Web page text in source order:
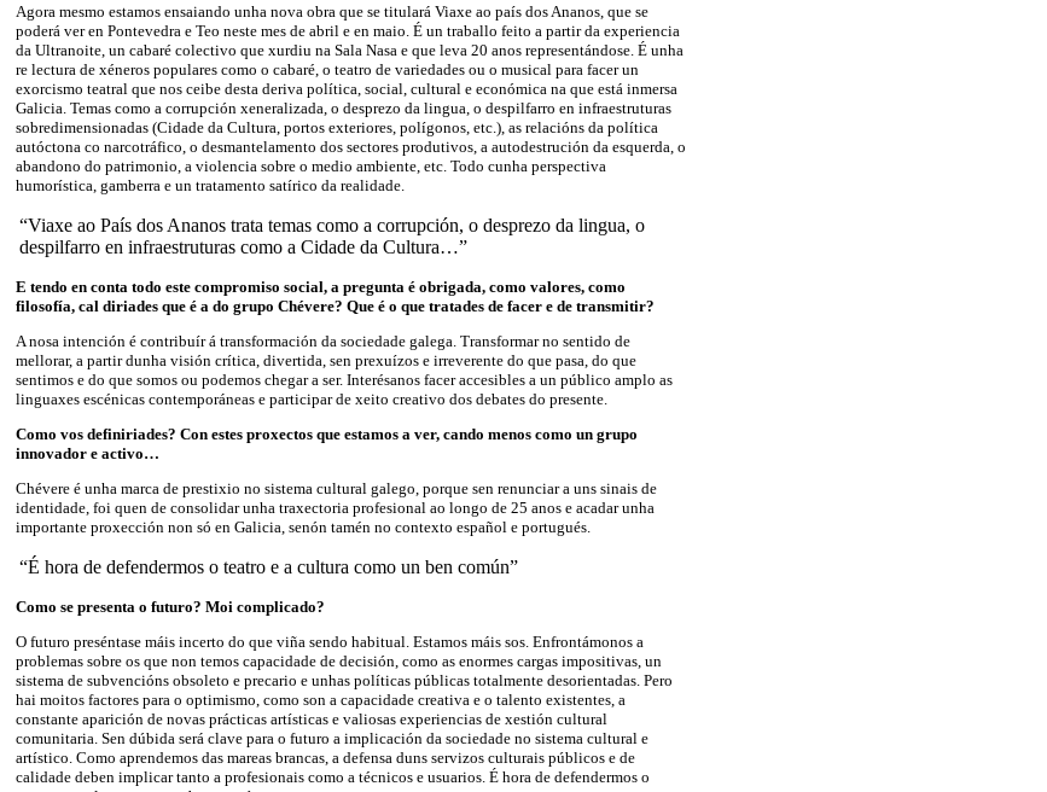
Agora mesmo estamos ensaiando unha nova obra que se titulará Viaxe ao país dos Ananos, que se
poderá ver en Pontevedra e Teo neste mes de abril e en maio. É un traballo feito a partir da experiencia
da Ultranoite, un cabaré colectivo que xurdiu na Sala Nasa e que leva 20 anos representándose. É unha
re lectura de xéneros populares como o cabaré, o teatro de variedades ou o musical para facer un
exorcismo teatral que nos ceibe desta deriva política, social, cultural e económica na que está inmersa
Galicia. Temas como a corrupción xeneralizada, o desprezo da lingua, o despilfarro en infraestruturas
sobredimensionadas (Cidade da Cultura, portos exteriores, polígonos, etc.), as relacións da política
autóctona co narcotráfico, o desmantelamento dos sectores produtivos, a autodestrución da esquerda, o
abandono do patrimonio, a violencia sobre o medio ambiente, etc. Todo cunha perspectiva
humorística, gamberra e un tratamento satírico da realidade.
“Viaxe ao País dos Ananos trata temas como a corrupción, o desprezo da lingua, o
despilfarro en infraestruturas como a Cidade da Cultura…”
E tendo en conta todo este compromiso social, a pregunta é obrigada, como valores, como
filosofía, cal diriades que é a do grupo Chévere? Que é o que tratades de facer e de transmitir?
A nosa intención é contribuír á transformación da sociedade galega. Transformar no sentido de
mellorar, a partir dunha visión crítica, divertida, sen prexuízos e irreverente do que pasa, do que
sentimos e do que somos ou podemos chegar a ser. Interésanos facer accesibles a un público amplo as
linguaxes escénicas contemporáneas e participar de xeito creativo dos debates do presente.
Como vos definiriades? Con estes proxectos que estamos a ver, cando menos como un grupo
innovador e activo…
Chévere é unha marca de prestixio no sistema cultural galego, porque sen renunciar a uns sinais de
identidade, foi quen de consolidar unha traxectoria profesional ao longo de 25 anos e acadar unha
importante proxección non só en Galicia, senón tamén no contexto español e portugués.
“É hora de defendermos o teatro e a cultura como un ben común”
Como se presenta o futuro? Moi complicado?
O futuro preséntase máis incerto do que viña sendo habitual. Estamos máis sos. Enfrontámonos a
problemas sobre os que non temos capacidade de decisión, como as enormes cargas impositivas, un
sistema de subvencións obsoleto e precario e unhas políticas públicas totalmente desorientadas. Pero
hai moitos factores para o optimismo, como son a capacidade creativa e o talento existentes, a
constante aparición de novas prácticas artísticas e valiosas experiencias de xestión cultural
comunitaria. Sen dúbida será clave para o futuro a implicación da sociedade no sistema cultural e
artístico. Como aprendemos das mareas brancas, a defensa duns servizos culturais públicos e de
calidade deben implicar tanto a profesionais como a técnicos e usuarios. É hora de defendermos o